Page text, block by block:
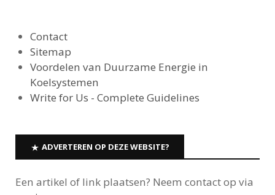
Contact
Sitemap
Voordelen van Duurzame Energie in
Koelsystemen
Write for Us - Complete Guidelines
ADVERTEREN OP DEZE WEBSITE?
Een artikel of link plaatsen? Neem contact op via